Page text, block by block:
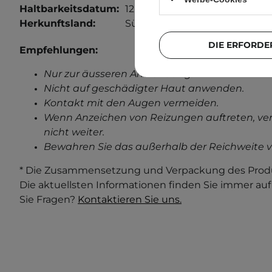
Haltbarkeitsdatum: 12 Monate von der Öffnung.
Herkunftsland:
Südkorea.
Empfehlungen:
Nur zur äusseren Anwendung.
Nicht auf geschädigter Haut anwenden.
Kontakt mit den Augen vermeiden.
Wenn Anzeichen von Reizungen auftreten,
nicht weiter.
Bewahren Sie das außerhalb der Reichweite
* Die Zusammensetzung und Verpackung des
Die aktuellsten Informationen finden Sie immer
Sie Fragen? Kontaktieren Sie uns.
DIE